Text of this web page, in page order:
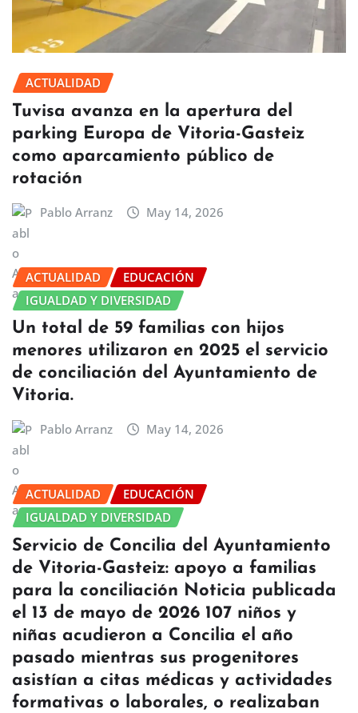
ACTUALIDAD
Tuvisa avanza en la apertura del
parking Europa de Vitoria-Gasteiz
como aparcamiento público de
rotación
Pablo Arranz May 14, 2026
ACTUALIDAD
EDUCACIÓN
IGUALDAD Y DIVERSIDAD
Un total de 59 familias con hijos
menores utilizaron en 2025 el servicio
de conciliación del Ayuntamiento de
Vitoria.
Pablo Arranz May 14, 2026
ACTUALIDAD
EDUCACIÓN
IGUALDAD Y DIVERSIDAD
Servicio de Concilia del Ayuntamiento
de Vitoria-Gasteiz: apoyo a familias
para la conciliación Noticia publicada
el 13 de mayo de 2026 107 niños y
niñas acudieron a Concilia el año
pasado mientras sus progenitores
asistían a citas médicas y actividades
formativas o laborales, o realizaban